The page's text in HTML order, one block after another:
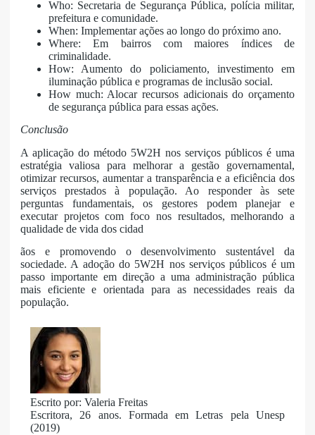
Who: Secretaria de Segurança Pública, polícia militar,
prefeitura e comunidade.
When: Implementar ações ao longo do próximo ano.
Where: Em bairros com maiores índices de
criminalidade.
How: Aumento do policiamento, investimento em
iluminação pública e programas de inclusão social.
How much: Alocar recursos adicionais do orçamento
de segurança pública para essas ações.
Conclusão
A aplicação do método 5W2H nos serviços públicos é uma
estratégia valiosa para melhorar a gestão governamental,
otimizar recursos, aumentar a transparência e a eficiência dos
serviços prestados à população. Ao responder às sete
perguntas fundamentais, os gestores podem planejar e
executar projetos com foco nos resultados, melhorando a
qualidade de vida dos cidad
ãos e promovendo o desenvolvimento sustentável da
sociedade. A adoção do 5W2H nos serviços públicos é um
passo importante em direção a uma administração pública
mais eficiente e orientada para as necessidades reais da
população.
Escrito por: Valeria Freitas
Escritora, 26 anos. Formada em Letras pela Unesp
(2019)